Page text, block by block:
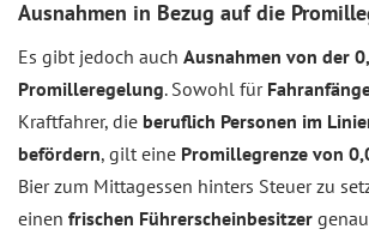
Ausnahmen in Bezug auf die
Es gibt jedoch auch Ausnahmen von der
Promilleregelung. Sowohl für
Kraftfahrer, die beruflich Personen im
befördern, gilt eine Promillegrenze von
Bier zum Mittagessen hinters Steuer zu
einen frischen Führerscheinbesitzer